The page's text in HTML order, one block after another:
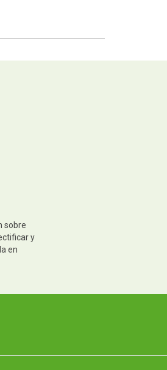
sobre
y
en